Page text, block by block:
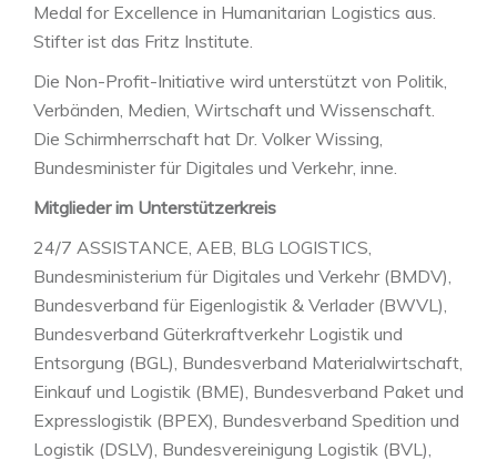
Medal for Excellence in Humanitarian Logistics aus.
Stifter ist das Fritz Institute.
Die Non-Profit-Initiative wird unterstützt von Politik,
Verbänden, Medien, Wirtschaft und Wissenschaft.
Die Schirmherrschaft hat Dr. Volker Wissing,
Bundesminister für Digitales und Verkehr, inne.
Mitglieder im Unterstützerkreis
24/7 ASSISTANCE, AEB, BLG LOGISTICS,
Bundesministerium für Digitales und Verkehr (BMDV),
Bundesverband für Eigenlogistik & Verlader (BWVL),
Bundesverband Güterkraftverkehr Logistik und
Entsorgung (BGL), Bundesverband Materialwirtschaft,
Einkauf und Logistik (BME), Bundesverband Paket und
Expresslogistik (BPEX), Bundesverband Spedition und
Logistik (DSLV), Bundesvereinigung Logistik (BVL),